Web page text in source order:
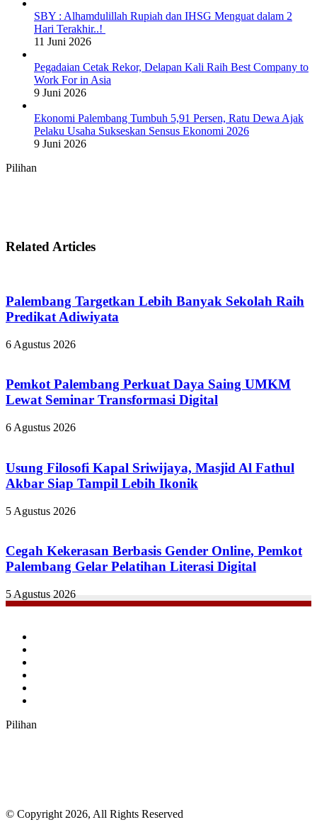
SBY : Alhamdulillah Rupiah dan IHSG Menguat dalam 2
Hari Terakhir..!
11 Juni 2026
Pegadaian Cetak Rekor, Delapan Kali Raih Best Company to
Work For in Asia
9 Juni 2026
Ekonomi Palembang Tumbuh 5,91 Persen, Ratu Dewa Ajak
Pelaku Usaha Sukseskan Sensus Ekonomi 2026
9 Juni 2026
Pilihan
Related Articles
Palembang Targetkan Lebih Banyak Sekolah Raih
Predikat Adiwiyata
6 Agustus 2026
Pemkot Palembang Perkuat Daya Saing UMKM
Lewat Seminar Transformasi Digital
6 Agustus 2026
Usung Filosofi Kapal Sriwijaya, Masjid Al Fathul
Akbar Siap Tampil Lebih Ikonik
5 Agustus 2026
Cegah Kekerasan Berbasis Gender Online, Pemkot
Palembang Gelar Pelatihan Literasi Digital
5 Agustus 2026
Pilihan
© Copyright 2026, All Rights Reserved